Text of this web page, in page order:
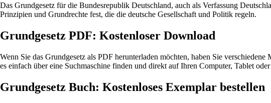
Das Grundgesetz für die Bundesrepublik Deutschland, auch als Verfassung
Prinzipien und Grundrechte fest, die die deutsche Gesellschaft und Politik regeln.
Grundgesetz PDF: Kostenloser Download
Wenn Sie das Grundgesetz als PDF herunterladen möchten, haben Sie
es einfach über eine Suchmaschine finden und direkt auf Ihren Computer, Tablet
Grundgesetz Buch: Kostenloses Exemplar bestellen